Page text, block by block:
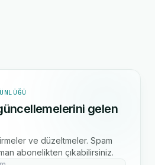
gelen
ve düzeltmeler. Spam
abonelikten çıkabilirsiniz.